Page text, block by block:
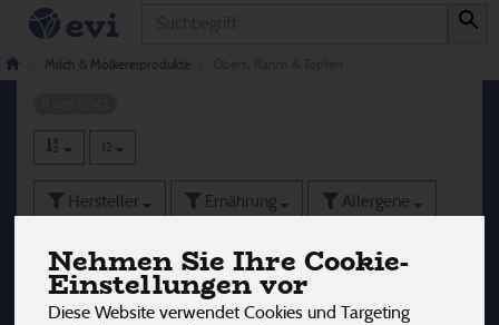
Nehmen Sie Ihre Cookie-
Einstellungen vor
Diese Website verwendet Cookies und Targeting
Milch & Molkereiprodukte
Obers, Rahm & Topfen
12
Hersteller Ernährung Allergene